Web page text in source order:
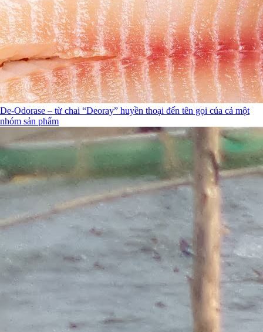
De-Odorase – từ chai “Deoray” huyền thoại đến tên gọi của cả một
nhóm sản phẩm